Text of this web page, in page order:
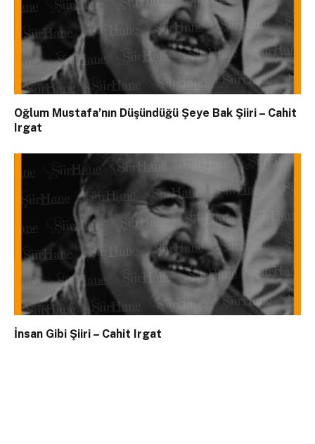
Oğlum Mustafa’nın Düşündüğü Şeye Bak Şiiri – Cahit
Irgat
İnsan Gibi Şiiri – Cahit Irgat